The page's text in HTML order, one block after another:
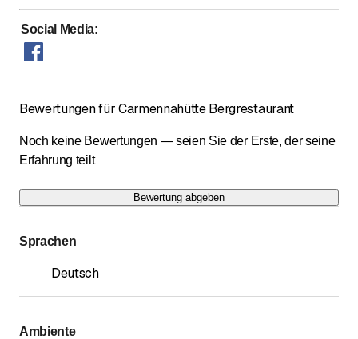
Social Media:
Bewertungen für Carmennahütte Bergrestaurant
Noch keine Bewertungen — seien Sie der Erste, der seine
Erfahrung teilt
Bewertung abgeben
Sprachen
Deutsch
Ambiente